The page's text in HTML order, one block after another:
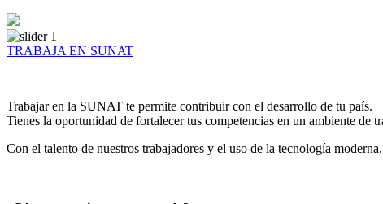
TRABAJA EN SUNAT
Trabajar en la SUNAT te permite contribuir con el desarrollo de tu país.
Tienes la oportunidad de fortalecer tus competencias en un ambiente de
Con el talento de nuestros trabajadores y el uso de la tecnología